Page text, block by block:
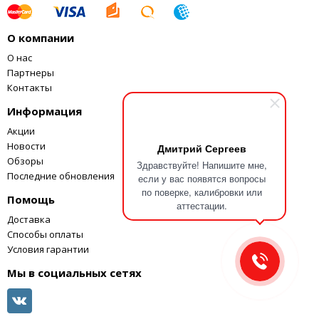
Дмитрий Сергеев
Здравствуйте! Напишите мне,
если у вас появятся вопросы
по поверке, калибровки или
аттестации.
Метод работы
Жидкостно-электрический датчик
Диапазон работы
компенсатора
Метод определения
отсчета
Период работы без
подзарядки батареи
Питание
батарея внутренняя (Li-Ion, 5Ah,
3.7V)
Время заряда
аккумулятора
4 часа
Защищенность
Масса
3.8 кг
Масса кейса
Рабочая температура
от –20 °C до +50 °C
Память
10000 строк данных
Клавиатура
25 клавиш, буквенно-цифровая
Подсветка
О компании
О нас
Партнеры
Контакты
Информация
Акции
Новости
Обзоры
Последние обновления
Помощь
Доставка
Способы оплаты
Условия гарантии
Мы в социальных сетях